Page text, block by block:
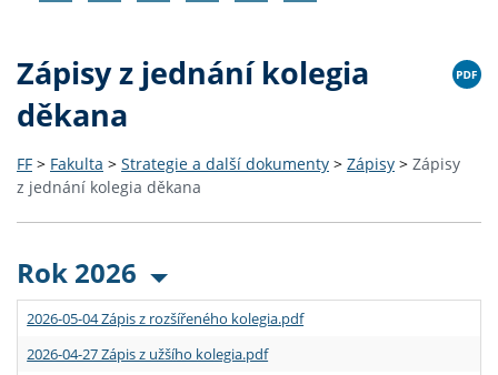
Zápisy z jednání kolegia
děkana
FF > Fakulta > Strategie a další dokumenty > Zápisy > Zápisy
z jednání kolegia děkana
Rok 2026
2026-05-04 Zápis z rozšířeného kolegia.pdf
2026-04-27 Zápis z užšího kolegia.pdf